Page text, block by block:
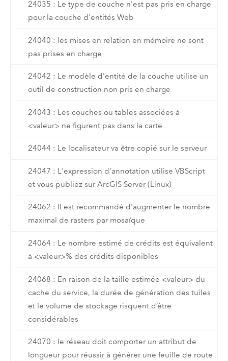
24035 : Le type de couche n'est pas pris en charge
pour la couche d'entités Web
24040 : les mises en relation en mémoire ne sont
pas prises en charge
24042 : Le modèle d'entité de la couche utilise un
outil de construction non pris en charge
24043 : Les couches ou tables associées à
<valeur> ne figurent pas dans la carte
24044 : Le localisateur va être copié sur le serveur
24047 : L'expression d'annotation utilise VBScript
et vous publiez sur ArcGIS Server (Linux)
24062 : Il est recommandé d'augmenter le nombre
maximal de rasters par mosaïque
24064 : Le nombre estimé de crédits est équivalent
à <valeur>% des crédits disponibles
24068 : En raison de la taille estimée <valeur> du
cache du service, la durée de génération des tuiles
et le volume de stockage risquent d’être
considérables
24070 : le réseau doit comporter un attribut de
longueur pour réussir à générer une feuille de route